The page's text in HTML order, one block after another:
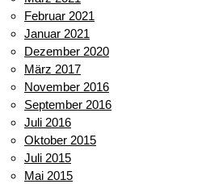
Februar 2021
Januar 2021
Dezember 2020
März 2017
November 2016
September 2016
Juli 2016
Oktober 2015
Juli 2015
Mai 2015